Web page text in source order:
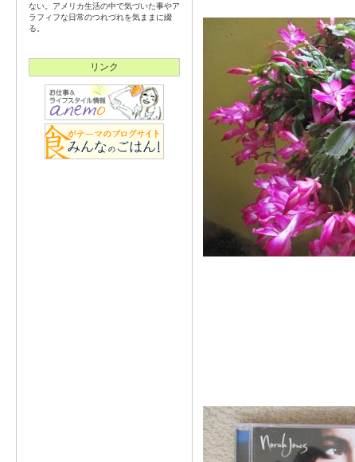
ない。アメリカ生活の中で気づいた事やア
ラフィフな日常のつれづれを気ままに綴
る。
リンク